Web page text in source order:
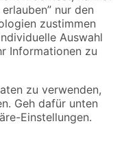
Angebote sind unter
Verfügbarkeiten beziehen
mit Speditionsversand, hier